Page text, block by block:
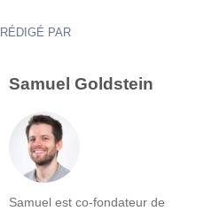
RÉDIGÉ PAR
Samuel Goldstein
Samuel est co-fondateur de